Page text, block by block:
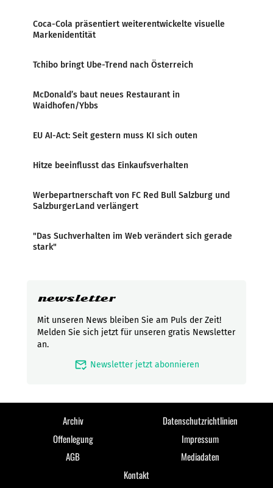
Coca-Cola präsentiert weiterentwickelte visuelle
Markenidentität
Tchibo bringt Ube-Trend nach Österreich
McDonald’s baut neues Restaurant in
Waidhofen/Ybbs
EU AI-Act: Seit gestern muss KI sich outen
Hitze beeinflusst das Einkaufsverhalten
Werbepartnerschaft von FC Red Bull Salzburg und
SalzburgerLand verlängert
"Das Suchverhalten im Web verändert sich gerade
stark"
newsletter
Mit unseren News bleiben Sie am Puls der Zeit!
Melden Sie sich jetzt für unseren gratis Newsletter
an.
mark_email_read Newsletter jetzt abonnieren
Archiv
Datenschutzrichtlinien
Offenlegung
Impressum
AGB
Mediadaten
Kontakt